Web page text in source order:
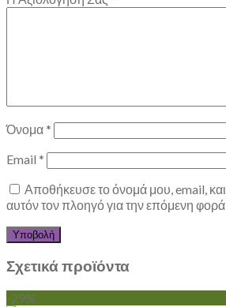
Όνομα*
Email *
Αποθήκευσε το όνομά μου, email,
αυτόν τον πλοηγό για την επόμενη
Σχετικά προϊόντα
-29%